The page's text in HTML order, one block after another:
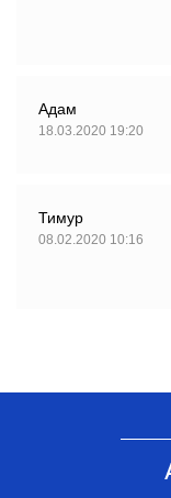
Адам
18.03.2020 19:20
Тимур
08.02.2020 10:16